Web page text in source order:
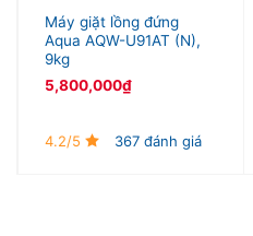
19.9 Wh/kg.
Máy giặt lồng đứng
Aqua AQW-U91AT (N),
9kg
5,800,000₫
4.2/5 367 đánh giá